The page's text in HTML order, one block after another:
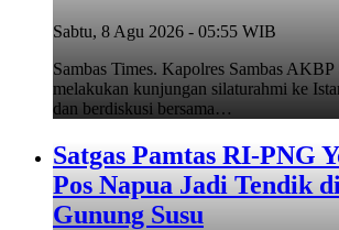
Sabtu, 8 Agu 2026 - 05:55 WIB
Sambas Times. Kapolres Sambas
melakukan kunjungan silaturahmi ke
dan berdiskusi bersama…
Satgas Pamtas RI-PNG
Pos Napua Jadi Tendik
Gunung Susu